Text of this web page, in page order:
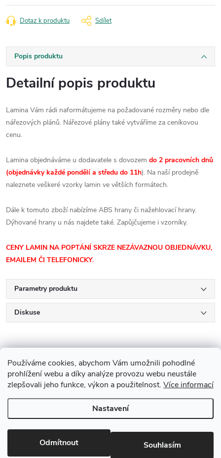
Používáme cookies, abychom Vám umožnili pohodlné
prohlížení webu a díky analýze provozu webu neustále
zlepšovali jeho funkce, výkon a použitelnost. Více informací
Nastavení
Odmítnout Souhlasím
Dotaz k produktu Sdílet
Popis produktu
Detailní popis produktu
Lamina Vám rádi naformátujeme na požadované rozměry nebo dle
nářezových plánů. Nářezové plány také vytváříme za ceníkovou
cenu.
Lamina objednáváme u dodavatele s dovozem do 2 pracovních dnů
(objednávky každé pondělí a středu do 11h). Na naší prodejně
naleznete veškeré vzorky lamin ve větších formátech.
Dále k tomuto zboží nabízíme ABS hrany či nažehlovací hrany.
Dýhované hrany u nás najdete také. Zapůjčujeme i vzorníky.
CENY LAMIN NA POPTÁNÍ SKRZE NEZÁVAZNOU OBJEDNÁVKU,
EMAILEM ČI TELEFONICKY.
Parametry produktu
Diskuse
Z
á
p
Drevobis Horoměřice. Všechna práva vyhrazena.
nastavení cookies